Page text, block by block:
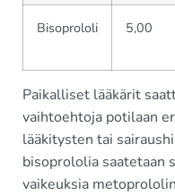
Bisoprololi 5,00
Paikalliset lääkärit
vaihtoehtoja potilaan
lääkitysten tai
bisoprololia saatetaan
vaikeuksia